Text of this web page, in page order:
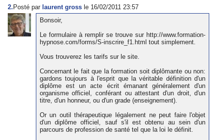
2.Posté par laurent gross le 16/02/2011 23:57
Bonsoir,
Le formulaire à remplir se trouve sur http://www.formation-
hypnose.com/forms/S-inscrire_f1.html tout simplement.
Vous trouverez les tarifs sur le site.
Concernant le fait que la formation soit diplômante ou non:
gardons toujours à l'esprit que la véritable définition d'un
diplôme est un acte écrit émanant généralement d'un
organisme officiel, conférant ou attestant d'un droit, d'un
titre, d'un honneur, ou d'un grade (enseignement).
Or un outil thérapeutique légalement ne peut faire l'objet
d'un diplôme officiel, sauf s'il est obtenu au sein d'un
parcours de profession de santé tel que la loi le définit.